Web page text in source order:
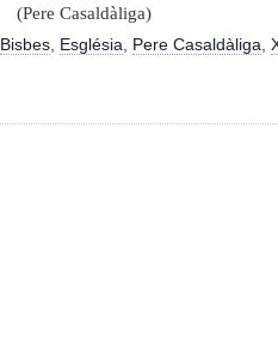
(Pere Casaldàliga)
Bisbes Església Pere Casaldàliga